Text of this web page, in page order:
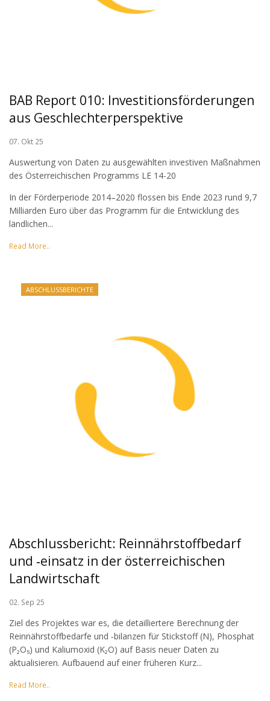
BAB Report 010: Investitionsförderungen
aus Geschlechterperspektive
07. Okt 25
Auswertung von Daten zu ausgewählten investiven Maßnahmen
des Österreichischen Programms LE 14-20
In der Förderperiode 2014–2020 flossen bis Ende 2023 rund 9,7
Milliarden Euro über das Programm für die Entwicklung des
ländlichen...
Read More..
ABSCHLUSSBERICHTE
Abschlussbericht: Reinnährstoffbedarf
und ‐einsatz in der österreichischen
Landwirtschaft
02. Sep 25
Ziel des Projektes war es, die detailliertere Berechnung der
Reinnährstoffbedarfe und ‐bilanzen für Stickstoff (N), Phosphat
(P₂O₅) und Kaliumoxid (K₂O) auf Basis neuer Daten zu
aktualisieren. Aufbauend auf einer früheren Kurz...
Read More..